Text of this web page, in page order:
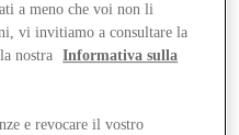
a meno che voi non li
vi invitiamo a consultare la
nostra
Informativa sulla
e revocare il vostro